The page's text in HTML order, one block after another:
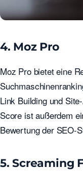
4. Moz Pro
Moz Pro bietet eine
Link Building und
Score ist außerdem
Bewertung der SEO-
5. Screaming